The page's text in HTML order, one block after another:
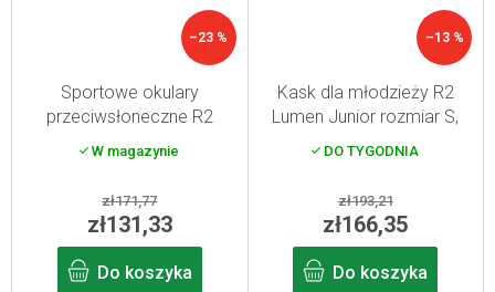
–23 %
Sportowe okulary
przeciwsłoneczne R2
W magazynie
zł171,77
zł131,33
Do koszyka
–13 %
Kask dla młodzieży R2
Lumen Junior rozmiar S,
DO TYGODNIA
zł193,21
zł166,35
Do koszyka